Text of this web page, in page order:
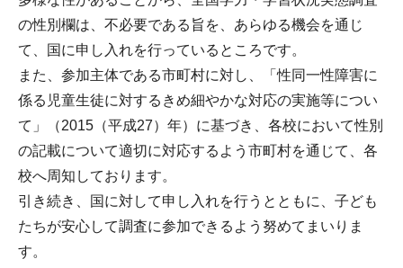
の性別欄は、不必要である旨を、あらゆる機会を通じ
て、国に申し入れを行っているところです。
また、参加主体である市町村に対し、「性同一性障害に
係る児童生徒に対するきめ細やかな対応の実施等につい
て」（2015（平成27）年）に基づき、各校において性別
の記載について適切に対応するよう市町村を通じて、各
校へ周知しております。
引き続き、国に対して申し入れを行うとともに、子ども
たちが安心して調査に参加できるよう努めてまいりま
す。